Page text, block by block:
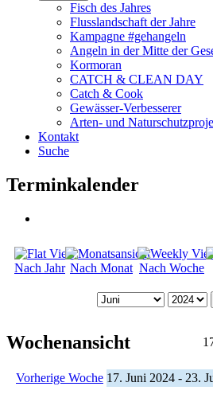
Fisch des Jahres
Flusslandschaft der Jahre
Kampagne #gehangeln
Angeln in der Mitte der
Kormoran
CATCH & CLEAN DAY
Catch & Cook
Gewässer-Verbesserer
Arten- und
Kontakt
Suche
Terminkalender
Nach Jahr Nach Monat Nach Woche
Wochenansicht
Vorherige Woche 17. Juni 2024 - 23.